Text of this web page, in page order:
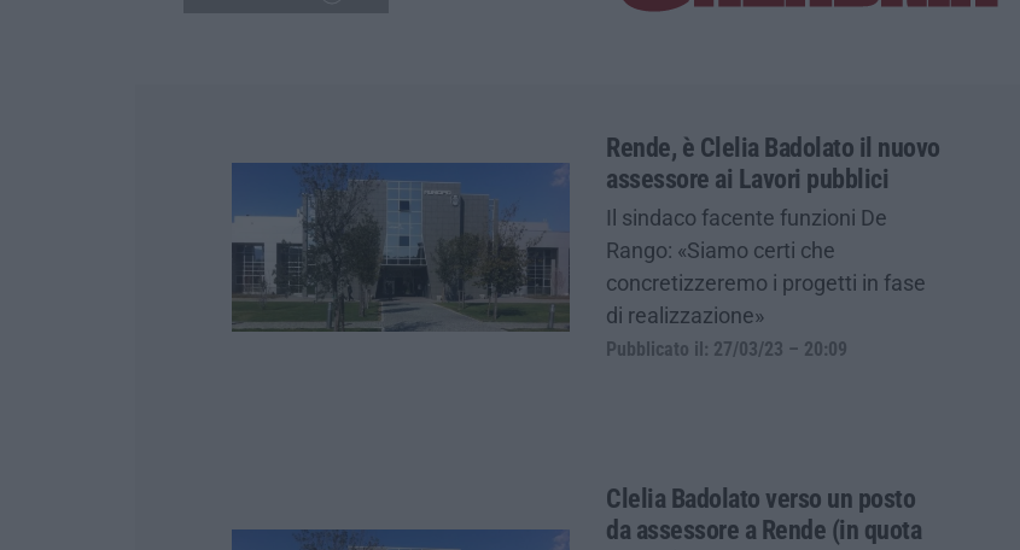
Rende, è Clelia Badolato il nuovo
assessore ai Lavori pubblici
Il sindaco facente funzioni De
Rango: «Siamo certi che
concretizzeremo i progetti in fase
di realizzazione»
Pubblicato il: 27/03/23 – 20:09
Clelia Badolato verso un posto
da assessore a Rende (in quota